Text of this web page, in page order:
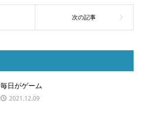
毎日がゲーム
2021.12.09